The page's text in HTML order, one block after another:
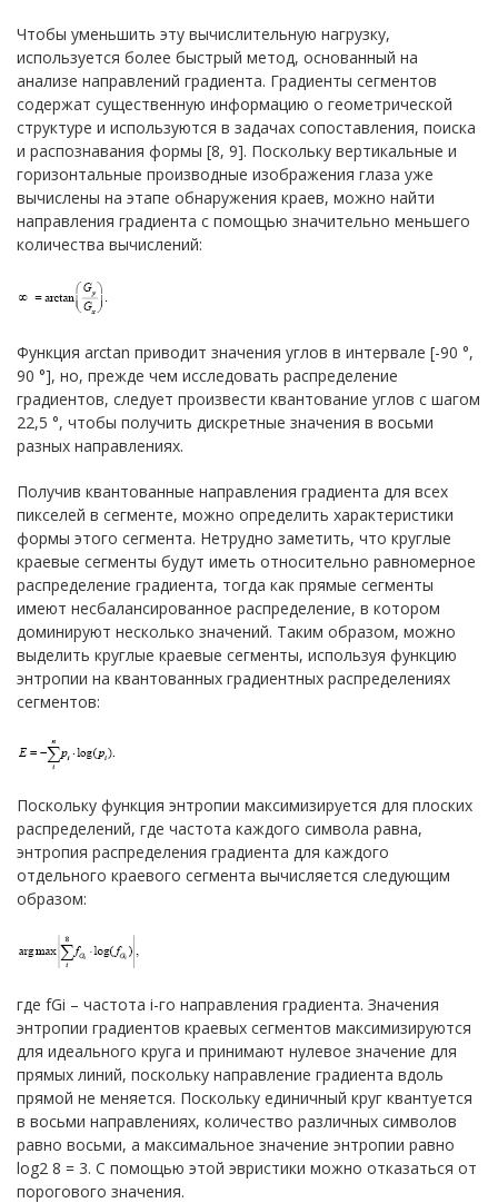
Чтобы уменьшить эту вычислительную нагрузку,
используется более быстрый метод, основанный на
анализе направлений градиента. Градиенты сегментов
содержат существенную информацию о геометрической
структуре и используются в задачах сопоставления, поиска
и распознавания формы [8, 9]. Поскольку вертикальные и
горизонтальные производные изображения глаза уже
вычислены на этапе обнаружения краев, можно найти
направления градиента с помощью значительно меньшего
количества вычислений:
Функция arctan приводит значения углов в интервале [-90 °,
90 °], но, прежде чем исследовать распределение
градиентов, следует произвести квантование углов с шагом
22,5 °, чтобы получить дискретные значения в восьми
разных направлениях.
Получив квантованные направления градиента для всех
пикселей в сегменте, можно определить характеристики
формы этого сегмента. Нетрудно заметить, что круглые
краевые сегменты будут иметь относительно равномерное
распределение градиента, тогда как прямые сегменты
имеют несбалансированное распределение, в котором
доминируют несколько значений. Таким образом, можно
выделить круглые краевые сегменты, используя функцию
энтропии на квантованных градиентных распределениях
сегментов:
Поскольку функция энтропии максимизируется для плоских
распределений, где частота каждого символа равна,
энтропия распределения градиента для каждого
отдельного краевого сегмента вычисляется следующим
образом:
где fGi – частота i-го направления градиента. Значения
энтропии градиентов краевых сегментов максимизируются
для идеального круга и принимают нулевое значение для
прямых линий, поскольку направление градиента вдоль
прямой не меняется. Поскольку единичный круг квантуется
в восьми направлениях, количество различных символов
равно восьми, а максимальное значение энтропии равно
log2 8 = 3. С помощью этой эвристики можно отказаться от
порогового значения.